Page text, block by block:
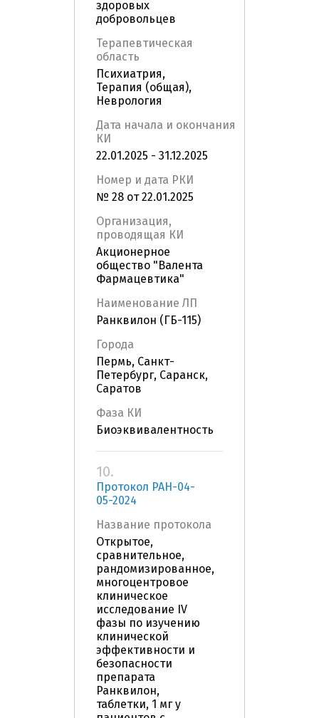
здоровых
добровольцев
Терапевтическая
область
Психиатрия,
Терапия (общая),
Неврология
Дата начала и окончания
КИ
22.01.2025 - 31.12.2025
Номер и дата РКИ
№ 28 от 22.01.2025
Организация,
проводящая КИ
Акционерное
общество "Валента
Фармацевтика"
Наименование ЛП
Ранквилон (ГБ-115)
Города
Пермь, Санкт-
Петербург, Саранск,
Саратов
Фаза КИ
Биоэквивалентность
10.
Протокол РАН-04-
05-2024
Название протокола
Открытое,
сравнительное,
рандомизированное,
многоцентровое
клиническое
исследование IV
фазы по изучению
клинической
эффективности и
безопасности
препарата
Ранквилон,
таблетки, 1 мг у